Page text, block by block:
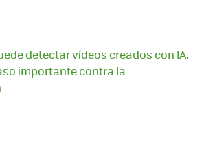
detectar vídeos creados con IA.
importante contra la